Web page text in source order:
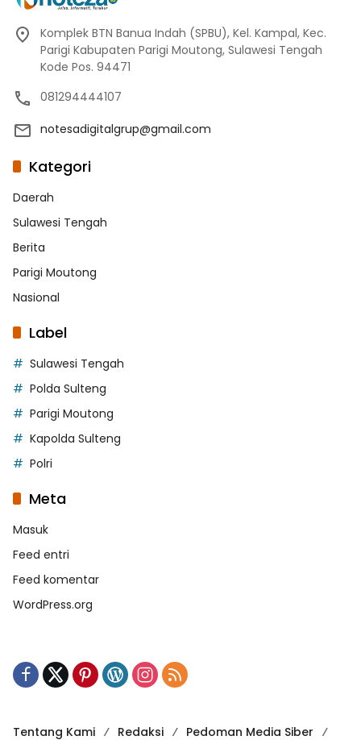
Komplek BTN Banua Indah (SPBU), Kel. Kampal, Kec.
Parigi Kabupaten Parigi Moutong, Sulawesi Tengah
Kode Pos. 94471
081294444107
notesadigitalgrup@gmail.com
Kategori
Daerah
Sulawesi Tengah
Berita
Parigi Moutong
Nasional
Label
Sulawesi Tengah
Polda Sulteng
Parigi Moutong
Kapolda Sulteng
Polri
Meta
Masuk
Feed entri
Feed komentar
WordPress.org
Tentang Kami Redaksi Pedoman Media Siber